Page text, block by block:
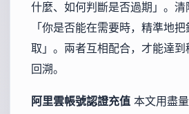
什麼、如何判斷是否過期」。清
「你是否能在需要時，精準地
取」。兩者互相配合，才能達
回溯。
阿里雲帳號認證充值 本文用盡